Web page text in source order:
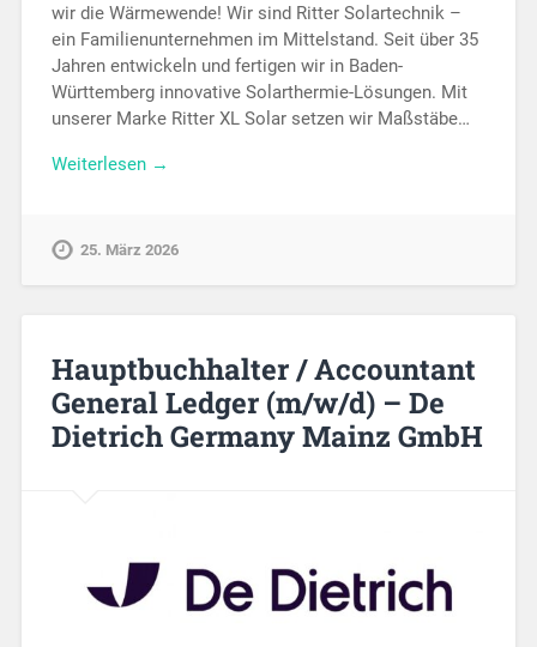
wir die Wärmewende! Wir sind Ritter Solartechnik –
ein Familienunternehmen im Mittelstand. Seit über 35
Jahren entwickeln und fertigen wir in Baden-
Württemberg innovative Solarthermie-Lösungen. Mit
unserer Marke Ritter XL Solar setzen wir Maßstäbe…
Weiterlesen →
25. März 2026
Hauptbuchhalter / Accountant
General Ledger (m/w/d) – De
Dietrich Germany Mainz GmbH